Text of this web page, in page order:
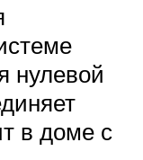
нулевой
в доме с